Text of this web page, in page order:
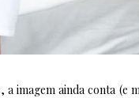
imagem ainda conta (e